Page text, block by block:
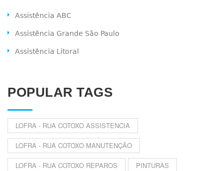
Assistência ABC
Assistência Grande São Paulo
Assistência Litoral
POPULAR TAGS
LOFRA - RUA COTOXO ASSISTENCIA
LOFRA - RUA COTOXO MANUTENÇÃO
LOFRA - RUA COTOXO REPAROS PINTURAS